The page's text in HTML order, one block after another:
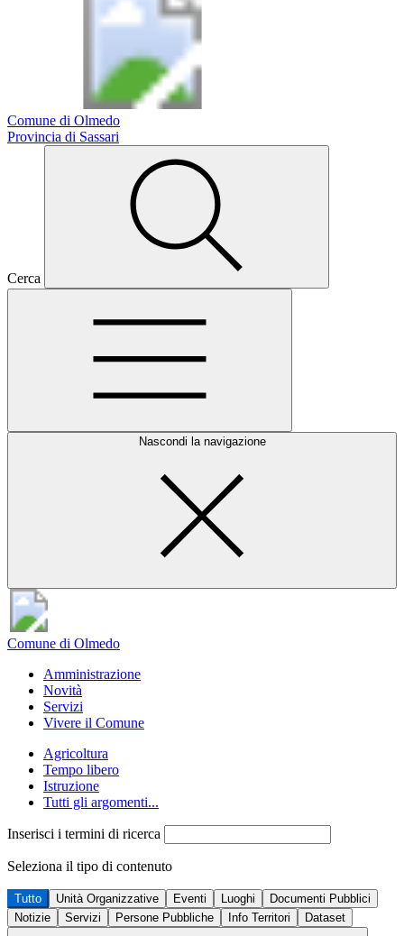
Comune di Olmedo
Provincia di Sassari
Cerca
Nascondi la navigazione
Comune di Olmedo
Amministrazione
Novità
Servizi
Vivere il Comune
Agricoltura
Tempo libero
Istruzione
Tutti gli argomenti...
Inserisci i termini di ricerca
Seleziona il tipo di contenuto
Tutto Unità Organizzative Eventi Luoghi
Documenti Pubblici
Notizie
Servizi Persone Pubbliche Info Territori Dataset